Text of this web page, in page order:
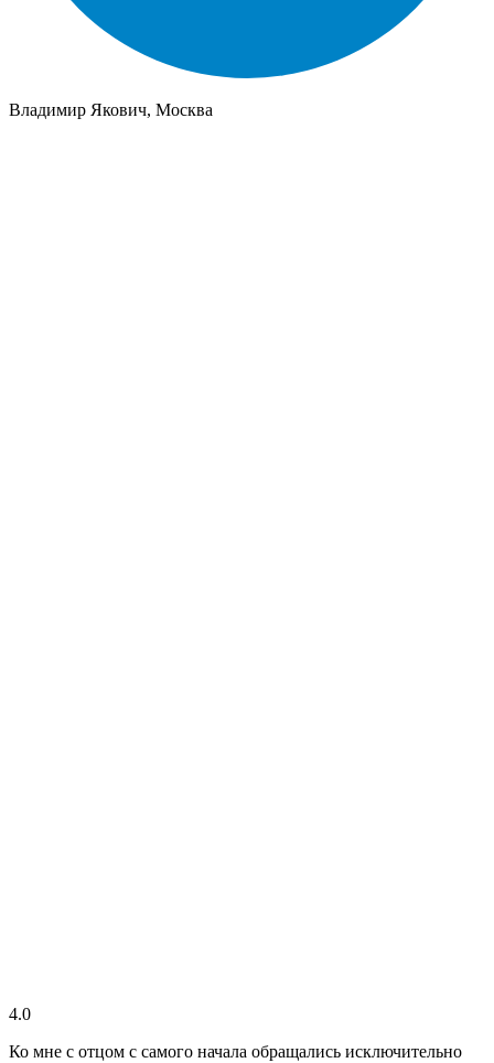
Владимир Якович, Москва
4.0
Ко мне с отцом с самого начала обращались исключительно